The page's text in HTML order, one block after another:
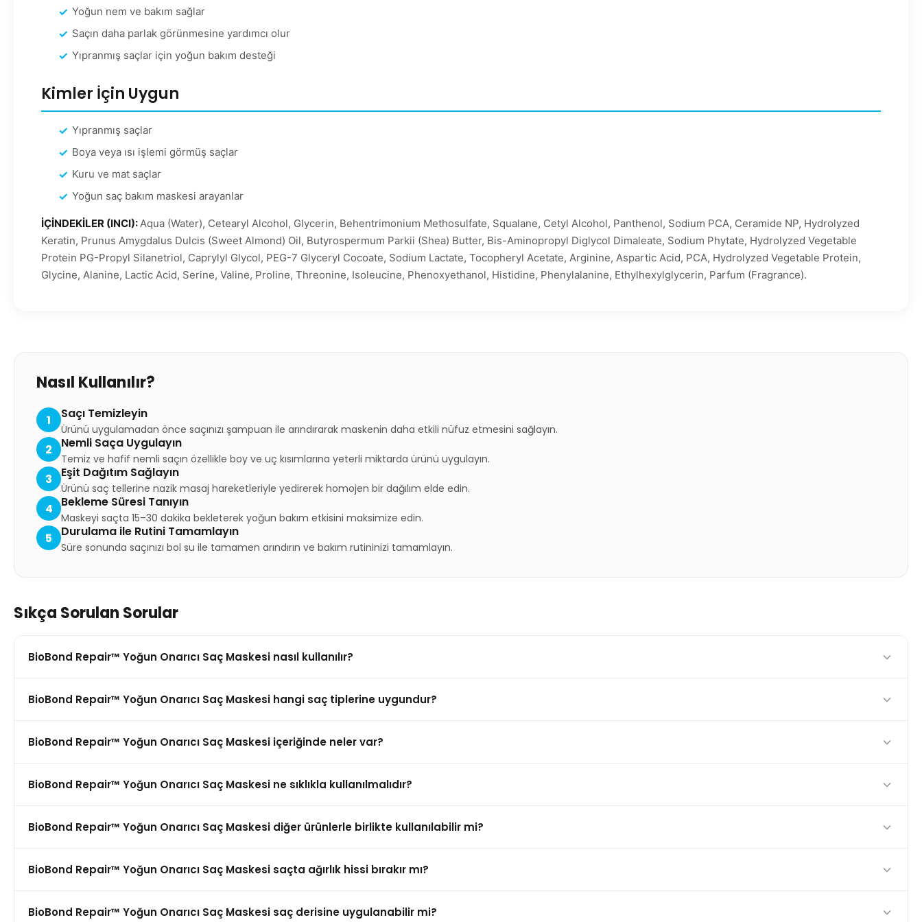
Yoğun nem ve bakım sağlar
Saçın daha parlak görünmesine yardımcı olur
Yıpranmış saçlar için yoğun bakım desteği
Kimler İçin Uygun
Yıpranmış saçlar
Boya veya ısı işlemi görmüş saçlar
Kuru ve mat saçlar
Yoğun saç bakım maskesi arayanlar
İÇİNDEKİLER (INCI):Aqua (Water), Cetearyl Alcohol, Glycerin, Behentrimonium Methosulfate, Squalane, Cetyl Alcohol, Panthenol, Sodium PCA, Ceramide NP, Hydrolyzed
Keratin, Prunus Amygdalus Dulcis (Sweet Almond) Oil, Butyrospermum Parkii (Shea) Butter, Bis-Aminopropyl Diglycol Dimaleate, Sodium Phytate, Hydrolyzed Vegetable
Protein PG-Propyl Silanetriol, Caprylyl Glycol, PEG-7 Glyceryl Cocoate, Sodium Lactate, Tocopheryl Acetate, Arginine, Aspartic Acid, PCA, Hydrolyzed Vegetable Protein,
Glycine, Alanine, Lactic Acid, Serine, Valine, Proline, Threonine, Isoleucine, Phenoxyethanol, Histidine, Phenylalanine, Ethylhexylglycerin, Parfum (Fragrance).
Nasıl Kullanılır?
1 Saçı Temizleyin
Ürünü uygulamadan önce saçınızı şampuan ile arındırarak maskenin daha etkili nüfuz etmesini sağlayın.
2 Nemli Saça Uygulayın
Temiz ve hafif nemli saçın özellikle boy ve uç kısımlarına yeterli miktarda ürünü uygulayın.
3 Eşit Dağıtım Sağlayın
Ürünü saç tellerine nazik masaj hareketleriyle yedirerek homojen bir dağılım elde edin.
4 Bekleme Süresi Tanıyın
Maskeyi saçta 15–30 dakika bekleterek yoğun bakım etkisini maksimize edin.
5 Durulama ile Rutini Tamamlayın
Süre sonunda saçınızı bol su ile tamamen arındırın ve bakım rutininizi tamamlayın.
Sıkça Sorulan Sorular
BioBond Repair™ Yoğun Onarıcı Saç Maskesi nasıl kullanılır?
BioBond Repair™ Yoğun Onarıcı Saç Maskesi hangi saç tiplerine uygundur?
BioBond Repair™ Yoğun Onarıcı Saç Maskesi içeriğinde neler var?
BioBond Repair™ Yoğun Onarıcı Saç Maskesi ne sıklıkla kullanılmalıdır?
BioBond Repair™ Yoğun Onarıcı Saç Maskesi diğer ürünlerle birlikte kullanılabilir mi?
BioBond Repair™ Yoğun Onarıcı Saç Maskesi saçta ağırlık hissi bırakır mı?
BioBond Repair™ Yoğun Onarıcı Saç Maskesi saç derisine uygulanabilir mi?